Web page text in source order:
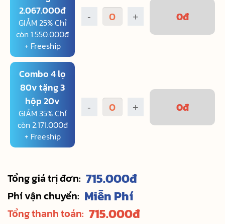
2.067.000đ
GIẢM 25% Chỉ
còn 1.550.000đ
+ Freeship
- + 0đ
Combo 4 lọ
80v tặng 3
hộp 20v
GIẢM 35% Chỉ
còn 2.171.000đ
+ Freeship
- + 0đ
Tổng giá trị đơn: 715.000đ
Phí vận chuyển: Miễn Phí
Tổng thanh toán: 715.000đ